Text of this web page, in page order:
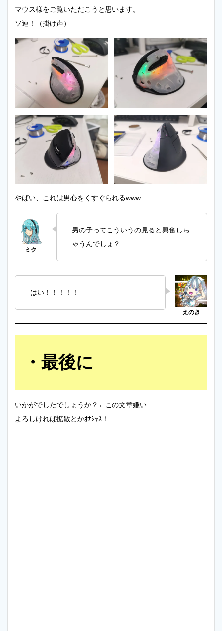
マウス様をご覧いただこうと思います。
ソ連！（掛け声）
やばい、これは男心をくすぐられるwww
男の子ってこういうの見ると興奮しち
ゃうんでしょ？
はい！！！！！
最後に
いかがでしたでしょうか？←この文章嫌い
よろしければ拡散とかｵﾅｼｬｽ！